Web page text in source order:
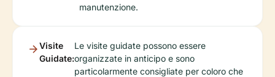
manutenzione.
Visite
Guidate:
Le visite guidate possono essere
organizzate in anticipo e sono
particolarmente consigliate per coloro che